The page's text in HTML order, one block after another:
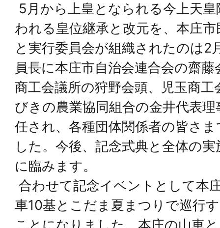
5月から上皇となられる今上天
われる皇位継承と改元を、本庄
と実行委員会が組織されたのは2
員長に本庄市自治会連合会の齋
商工会議所の狩野会頭、児玉商
びきの農業協同組合の金井代表
任され、各種団体関係者の皆さ
した。今後、記念式典と全体の
に臨みます。
合わせて記念イベントとして本
車10基とこだま夏まつりで巡行